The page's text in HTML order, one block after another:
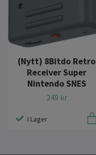
(Nytt) 8Bitdo Retro
Receiver Super
Nintendo SNES
249 kr
I Lager